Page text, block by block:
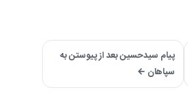
پیام سیدحسین بعد از پیوستن به
سپاهان ←